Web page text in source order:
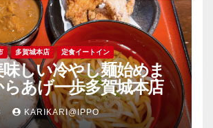
多賀城本店 定食イートイン
しい冷やし麺始めま
あげ一歩多賀城本店
KARIKARI@IPPO